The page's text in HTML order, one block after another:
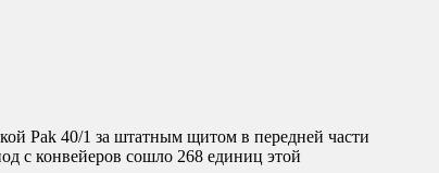
Pak 40/1 за штатным щитом в передней части
с конвейеров сошло 268 единиц этой